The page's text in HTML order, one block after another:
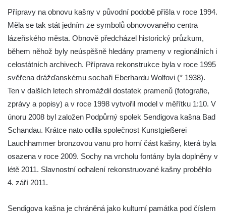
Leipzig
Kamenná kašna na styku tří CHKO v České
Kamenici
Kašna na náměstí Míru v Bochově
Kašna na čestném dvoře zámku v
Duchcově
Kašna s reliéfem v Knížecí zahradě v
Duchcově
Kašna na náměstí Republiky v Duchcově
Kašna na náměstí T. G. Masaryka ve
u kláštera v Hejnicích
Přípravy na obnovu kašny v původní podobě přišla v roce 1994.
Měla se tak stát jedním ze symbolů obnovovaného centra
lázeňského města. Obnově předcházel historický průzkum,
během něhož byly neúspěšně hledány prameny v regionálních i
celostátních archivech. Příprava rekonstrukce byla v roce 1995
svěřena drážďanskému sochaři Eberhardu Wolfovi (* 1938).
Ten v dalších letech shromáždil dostatek pramenů (fotografie,
zprávy a popisy) a v roce 1998 vytvořil model v měřítku 1:10. V
únoru 2008 byl založen Podpůrný spolek Sendigova kašna Bad
Schandau. Krátce nato odlila společnost Kunstgießerei
Lauchhammer bronzovou vanu pro horní část kašny, která byla
osazena v roce 2009. Sochy na vrcholu fontány byla doplněny v
létě 2011. Slavnostní odhalení rekonstruované kašny proběhlo
4. září 2011.
Sendigova kašna je chráněná jako kulturní památka pod číslem